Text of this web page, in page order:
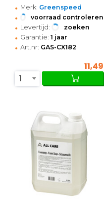
• Merk: Greenspeed
• voorraad controleren
• Levertijd: zoeken
• Garantie: 1 jaar
• Art.nr: GAS-CX182
11,49
1